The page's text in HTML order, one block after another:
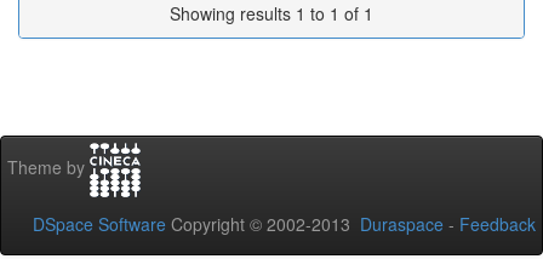
Showing results 1 to 1 of 1
Theme by
DSpace Software Copyright © 2002-2013 Duraspace - Feedback